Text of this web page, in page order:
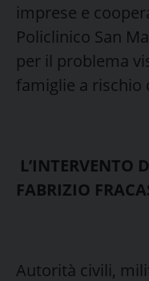
imprese e
Policlinico San
per il problema
famiglie a rischio
L’INTERVENTO
FABRIZIO
Autorità civili,